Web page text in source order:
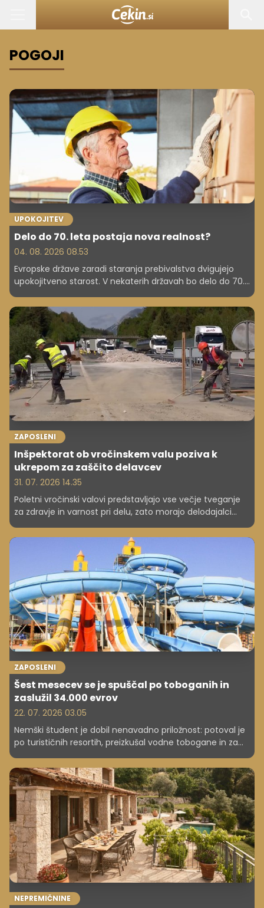
POGOJI
UPOKOJITEV
Delo do 70. leta postaja nova realnost?
04. 08. 2026 08.53
Evropske države zaradi staranja prebivalstva dvigujejo
upokojitveno starost. V nekaterih državah bo delo do 70.
leta ali več postalo nova realnost. Kaj to pomeni za
zaposlene? Po projekcijah OECD bi namreč lahko
današnji mladi zaposleni na Danskem v prihodnosti delali
celo do 74. leta starosti.
ZAPOSLENI
Inšpektorat ob vročinskem valu poziva k
ukrepom za zaščito delavcev
31. 07. 2026 14.35
Poletni vročinski valovi predstavljajo vse večje tveganje
za zdravje in varnost pri delu, zato morajo delodajalci
poskrbeti za ustrezne ukrepe za zaščito delavcev, so
poudarili na inšpektoratu za delo. Opozorili so, da je treba
ukrepe načrtovati že pred nastopom vročinskega vala,
ne šele takrat, ko so temperature že visoke.
ZAPOSLENI
Šest mesecev se je spuščal po toboganih in
zaslužil 34.000 evrov
22. 07. 2026 03.05
Nemški študent je dobil nenavadno priložnost: potoval je
po turističnih resortih, preizkušal vodne tobogane in za
približno šest mesecev dela prejel okoli 34.000 evrov.
NEPREMIČNINE